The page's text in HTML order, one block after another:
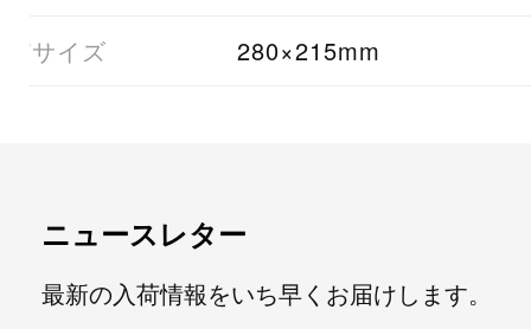
07サイズ 280×215mm
ニュースレター
最新の入荷情報をいち早くお届けします。